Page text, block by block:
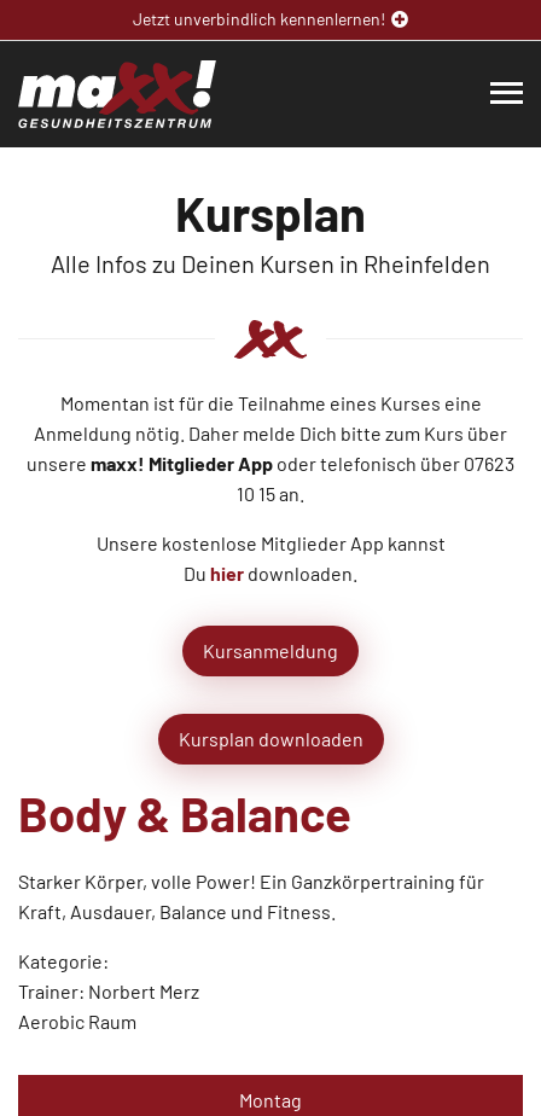
Jetzt unverbindlich kennenlernen!
Kursplan
Alle Infos zu Deinen Kursen in Rheinfelden
Momentan ist für die Teilnahme eines Kurses eine
Anmeldung nötig. Daher melde Dich bitte zum Kurs über
unsere maxx! Mitglieder App oder telefonisch über 07623
10 15an.
Unsere kostenlose Mitglieder App kannst
Du hier downloaden.
Kursanmeldung
Kursplan downloaden
Body & Balance
Starker Körper, volle Power! Ein Ganzkörpertraining für
Kraft, Ausdauer, Balance und Fitness.
Kategorie:
Trainer: Norbert Merz
Aerobic Raum
Montag